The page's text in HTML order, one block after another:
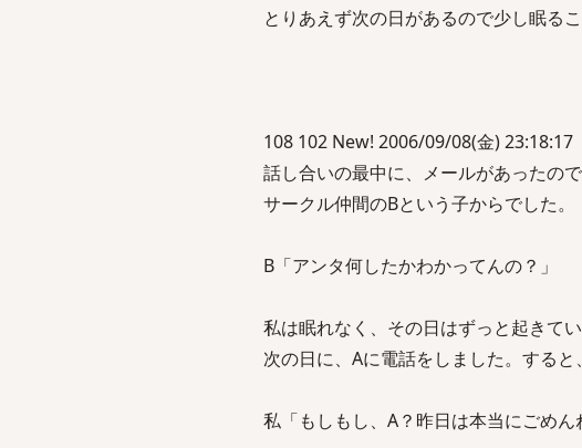
とりあえず次の日があるので少し眠る
108 102 New! 2006/09/08(金) 23:18:17
話し合いの最中に、メールがあったの
サークル仲間のBという子からでした。
B「アンタ何したかわかってんの？」
私は眠れなく、その日はずっと起きてい
次の日に、Aに電話をしました。すると、
私「もしもし、A？昨日は本当にごめん